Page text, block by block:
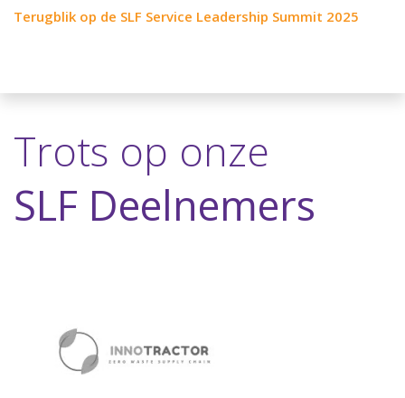
Terugblik op de SLF Service Leadership Summit 2025
Trots op onze
SLF Deelnemers